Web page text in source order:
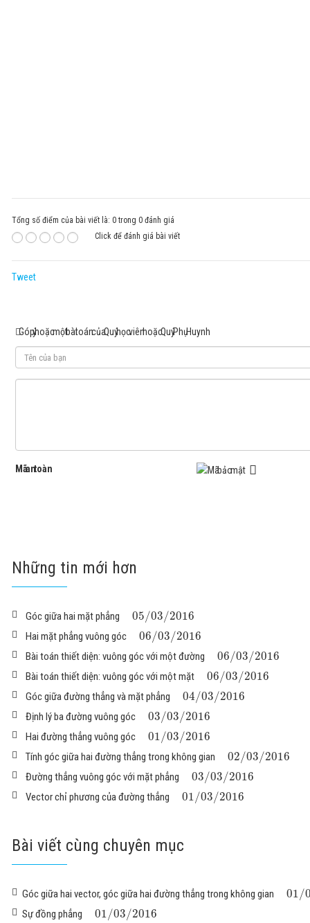
Tổng số điểm của bài viết là: 0 trong 0 đánh giá
Click để đánh giá bài viết
Tweet
Góp ý hoặc một bài toán của Quý học viên hoặc Quý Phụ Huynh
Mã an toàn
Những tin mới hơn
Góc giữa hai mặt phẳng 05/03/2016
Hai mặt phẳng vuông góc 06/03/2016
Bài toán thiết diện: vuông góc với một đường 06/03/2016
Bài toán thiết diện: vuông góc với một mặt 06/03/2016
Góc giữa đường thẳng và mặt phẳng 04/03/2016
Định lý ba đường vuông góc 03/03/2016
Hai đường thẳng vuông góc 01/03/2016
Tính góc giữa hai đường thẳng trong không gian 02/03/2016
Đường thẳng vuông góc với mặt phẳng 03/03/2016
Vector chỉ phương của đường thẳng 01/03/2016
Bài viết cùng chuyên mục
Góc giữa hai vector, góc giữa hai đường thẳng trong không gian 01/
Sự đồng phẳng 01/03/2016